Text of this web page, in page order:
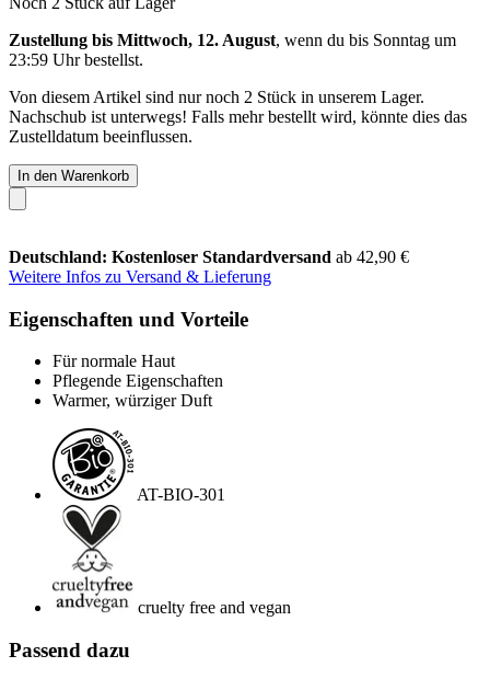
Zustellung bis Mittwoch, 12. August, wenn du bis Sonntag um
23:59 Uhrbestellst.
Von diesem Artikel sind nur noch 2 Stück in unserem Lager.
Nachschub ist unterwegs! Falls mehr bestellt wird, könnte dies das
Zustelldatum beeinflussen.
In den Warenkorb
Deutschland: Kostenloser Standardversand ab 42,90 €
Weitere Infos zu Versand & Lieferung
Eigenschaften und Vorteile
Für normale Haut
Pflegende Eigenschaften
Warmer, würziger Duft
AT-BIO-301
cruelty free and vegan
Passend dazu